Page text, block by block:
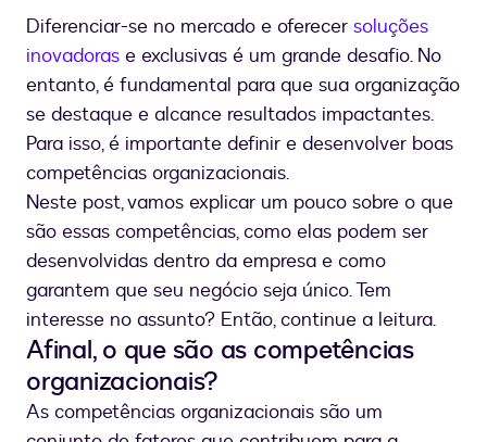
organizacionais
Diferenciar-se no mercado e oferecer soluções
inovadoras e exclusivas é um grande desafio. No
entanto, é fundamental para que sua organização
se destaque e alcance resultados impactantes.
Para isso, é importante definir e desenvolver boas
competências organizacionais.
Neste post, vamos explicar um pouco sobre o que
são essas competências, como elas podem ser
desenvolvidas dentro da empresa e como
garantem que seu negócio seja único. Tem
interesse no assunto? Então, continue a leitura.
Afinal, o que são as competências
organizacionais?
As competências organizacionais são um